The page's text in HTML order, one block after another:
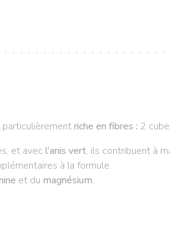
particulièrementriche en fibres : 2
et avec l’anis vert, ils contribuent à
à la formule.
et du magnésium.